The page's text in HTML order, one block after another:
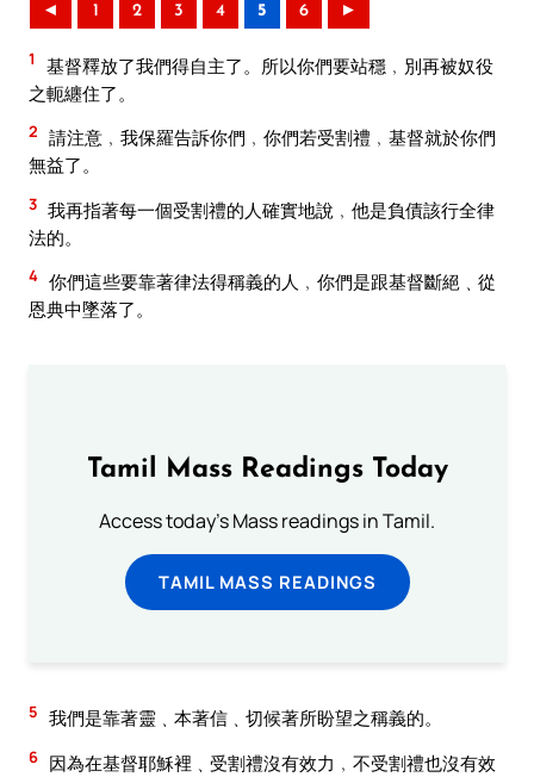
◄ 1 2 3 4 5 6 ►
1
基督釋放了我們得自主了。所以你們要站穩﹐別再被奴役
之軛纏住了。
2 請注意﹐我保羅告訴你們﹐你們若受割禮﹐基督就於你們
無益了。
3 我再指著每一個受割禮的人確實地說﹐他是負債該行全律
法的。
4 你們這些要靠著律法得稱義的人﹐你們是跟基督斷絕﹑從
恩典中墜落了。
Tamil Mass Readings Today
Access today's Mass readings in Tamil.
TAMIL MASS READINGS
5 我們是靠著靈﹑本著信﹑切候著所盼望之稱義的。
6 因為在基督耶穌裡﹑受割禮沒有效力﹐不受割禮也沒有效